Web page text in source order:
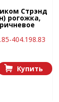
Стрэнд
рогожка,
404.198.83
Купить